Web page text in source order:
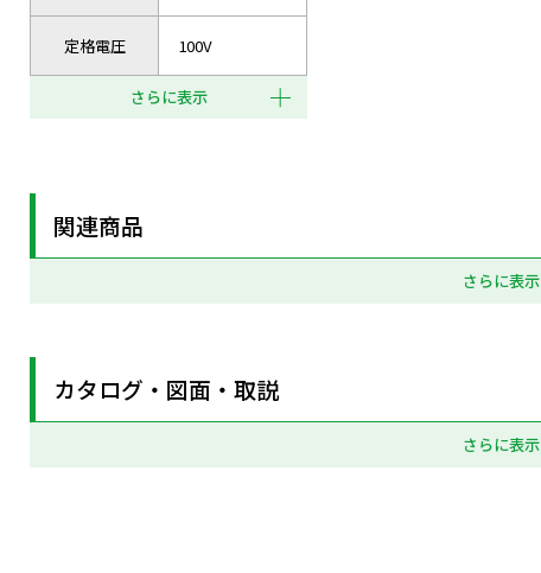
定格電圧 100V
さらに表示
関連商品
さらに表示
カタログ・図面・取説
さらに表示